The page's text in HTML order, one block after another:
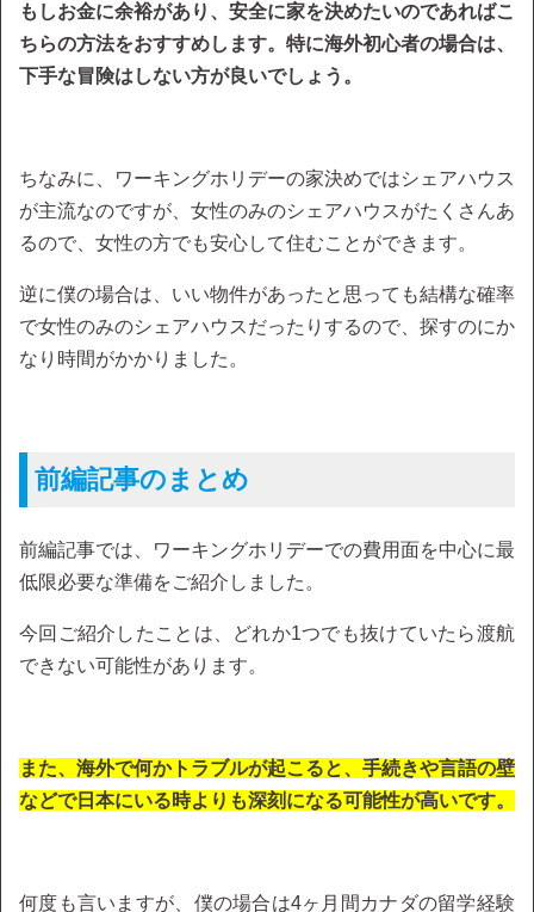
もしお金に余裕があり、安全に家を決めたいのであればこ
ちらの方法をおすすめします。特に海外初心者の場合は、
下手な冒険はしない方が良いでしょう。
ちなみに、ワーキングホリデーの家決めではシェアハウス
が主流なのですが、女性のみのシェアハウスがたくさんあ
るので、女性の方でも安心して住むことができます。
逆に僕の場合は、いい物件があったと思っても結構な確率
で女性のみのシェアハウスだったりするので、探すのにか
なり時間がかかりました。
前編記事のまとめ
前編記事では、ワーキングホリデーでの費用面を中心に最
低限必要な準備をご紹介しました。
今回ご紹介したことは、どれか1つでも抜けていたら渡航
できない可能性があります。
また、海外で何かトラブルが起こると、手続きや言語の壁
などで日本にいる時よりも深刻になる可能性が高いです。
何度も言いますが、僕の場合は4ヶ月間カナダの留学経験